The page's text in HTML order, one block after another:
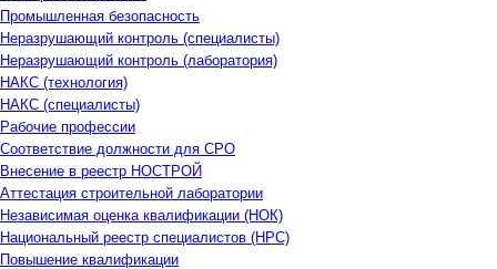
Промышленная безопасность
Неразрушающий контроль (специалисты)
Неразрушающий контроль (лаборатория)
НАКС (технология)
НАКС (специалисты)
Рабочие профессии
Соответствие должности для СРО
Внесение в реестр НОСТРОЙ
Аттестация строительной лаборатории
Независимая оценка квалификации (НОК)
Национальный реестр специалистов (НРС)
Повышение квалификации